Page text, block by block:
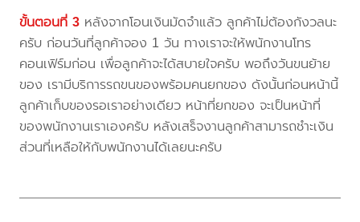
ขั้นตอนที่ 3 หลังจากโอนเงินมัดจำแล้ว ลูกค้าไม่ต้องกังวลนะ
ครับ ก่อนวันที่ลูกค้าจอง 1 วัน ทางเราจะให้พนักงานโทร
คอนเฟิร์มก่อน เพื่อลูกค้าจะได้สบายใจครับ พอถึงวันขนย้าย
ของ เรามีบริการรถขนของพร้อมคนยกของ ดังนั้นก่อนหน้านี้
ลูกค้าเก็บของรอเราอย่างเดียว หน้าที่ยกของ จะเป็นหน้าที่
ของพนักงานเราเองครับ หลังเสร็จงานลูกค้าสามารถชำะเงิน
ส่วนที่เหลือให้กับพนักงานได้เลยนะครับ